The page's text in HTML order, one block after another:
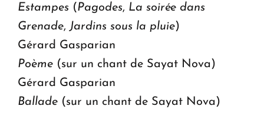
Estampes (Pagodes, La soirée dans
Grenade, Jardins sous la pluie)
Gérard Gasparian
Poème (sur un chant de Sayat Nova)
Gérard Gasparian
Ballade (sur un chant de Sayat Nova)